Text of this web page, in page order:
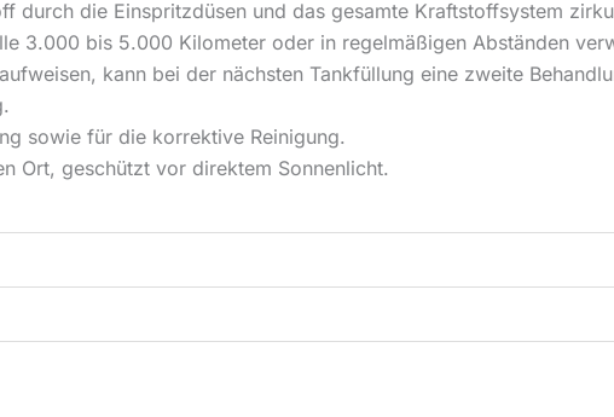
durch die Einspritzdüsen und das gesamte Kraftstoffsystem
3.000 bis 5.000 Kilometer oder in regelmäßigen Abständen
kann bei der nächsten Tankfüllung eine zweite
sowie für die korrektive Reinigung.
Ort, geschützt vor direktem Sonnenlicht.